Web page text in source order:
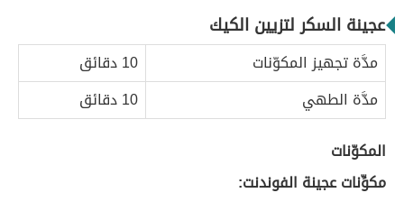
عجينة السكر لتزيين الكيك
مدَّة تجهيز المكوّنات
10 دقائق
مدَّة الطهي
10 دقائق
المكوّنات
مكوِّنات عجينة الفوندنت: